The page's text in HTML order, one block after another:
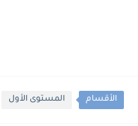
الأقسام المستوى الأول